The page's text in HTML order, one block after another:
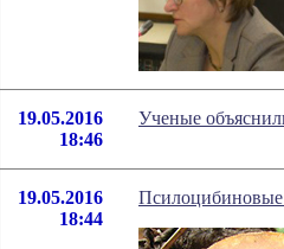
19.05.2016
18:46
Ученые
19.05.2016
18:44